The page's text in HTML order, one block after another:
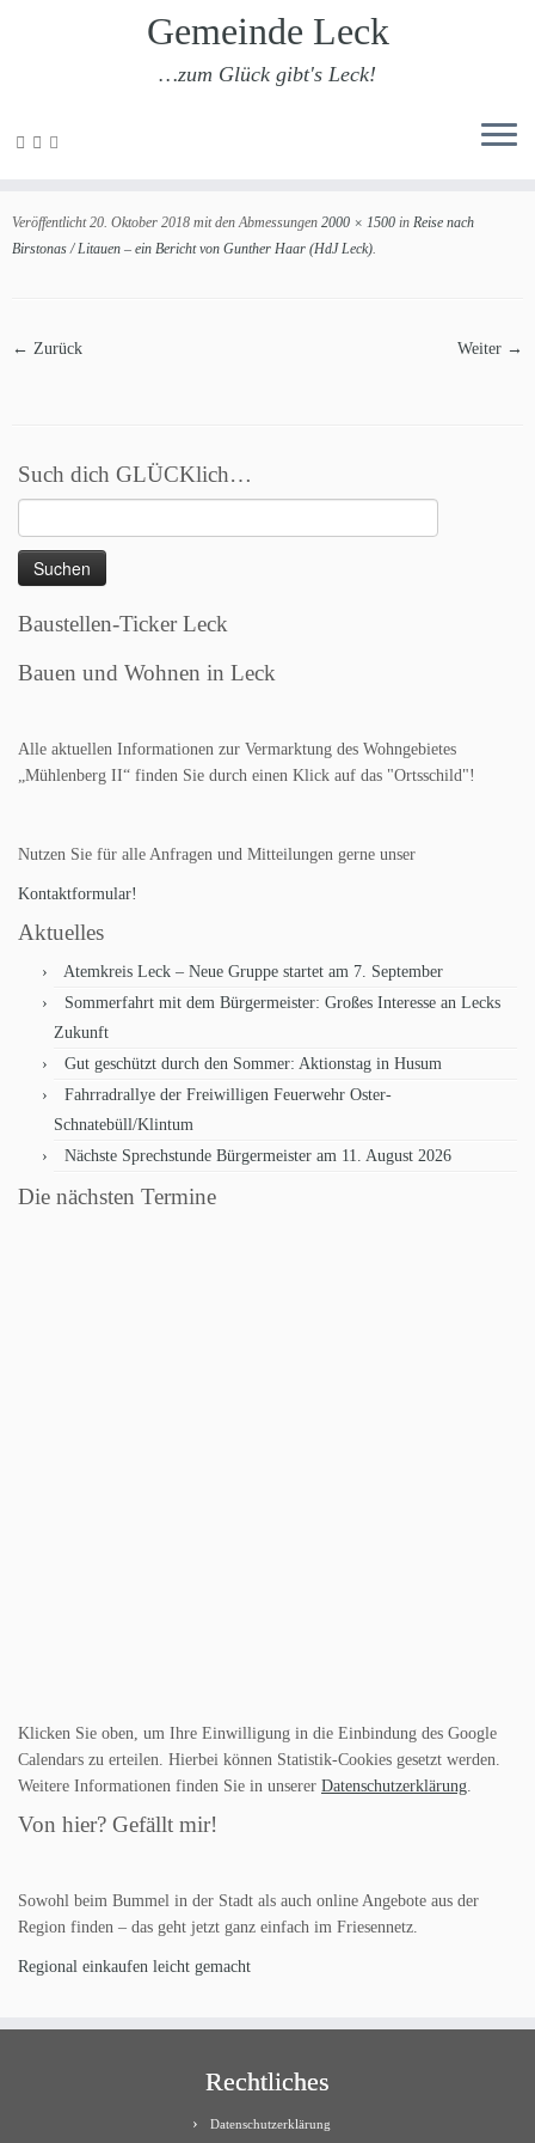
Zum
Gemeinde Leck
…zum Glück gibt's Leck!
Veröffentlicht 20. Oktober 2018 mit den Abmessungen 2000 × 1500 in Reise nach
Birstonas / Litauen – ein Bericht von Gunther Haar (HdJ Leck).
← Zurück Weiter →
Such dich GLÜCKlich…
nach:
Baustellen-Ticker Leck
Bauen und Wohnen in Leck
Alle aktuellen Informationen zur Vermarktung des Wohngebietes
„Mühlenberg II“ finden Sie durch einen Klick auf das "Ortsschild"!
Nutzen Sie für alle Anfragen und Mitteilungen gerne unser
Kontaktformular!
Aktuelles
Atemkreis Leck – Neue Gruppe startet am 7. September
Sommerfahrt mit dem Bürgermeister: Großes Interesse an Lecks
Zukunft
Gut geschützt durch den Sommer: Aktionstag in Husum
Fahrradrallye der Freiwilligen Feuerwehr Oster-
Schnatebüll/Klintum
Nächste Sprechstunde Bürgermeister am 11. August 2026
Die nächsten Termine
Klicken Sie oben, um Ihre Einwilligung in die Einbindung des Google
Calendars zu erteilen. Hierbei können Statistik-Cookies gesetzt werden.
Weitere Informationen finden Sie in unserer Datenschutzerklärung.
Von hier? Gefällt mir!
Sowohl beim Bummel in der Stadt als auch online Angebote aus der
Region finden – das geht jetzt ganz einfach im Friesennetz.
Regional einkaufen leicht gemacht
Rechtliches
Datenschutzerklärung